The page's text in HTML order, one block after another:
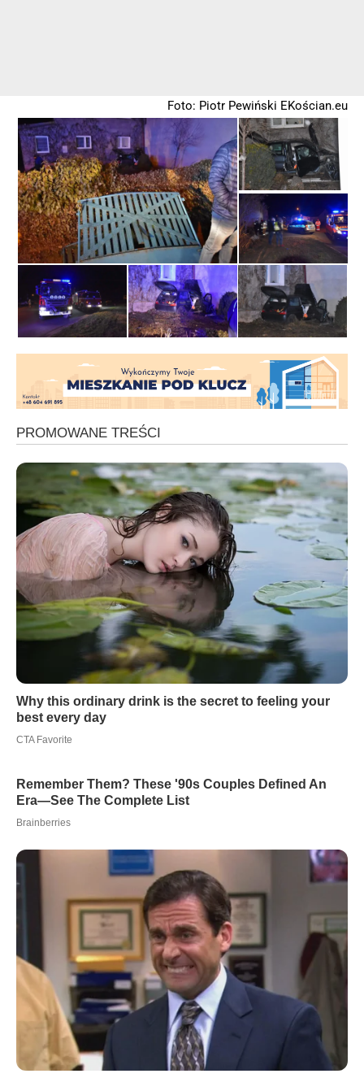
Foto: Piotr Pewiński EKościan.eu